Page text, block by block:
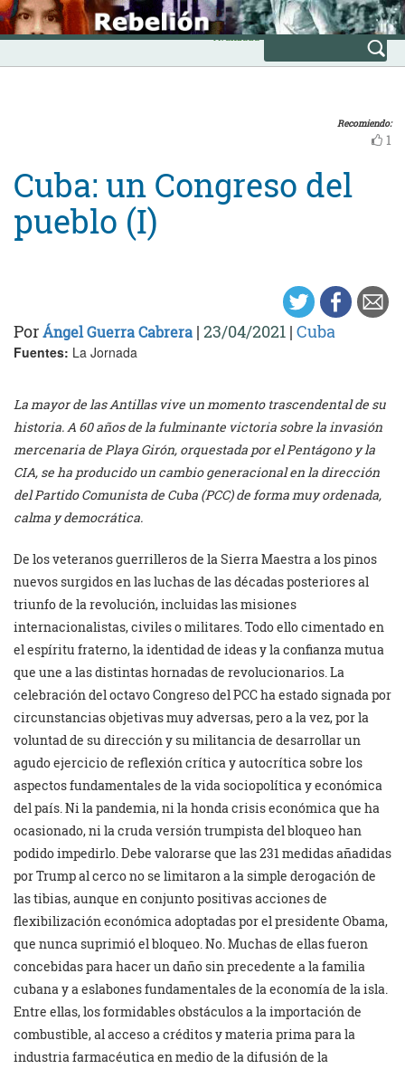
Skip
to
content
INICIO
Avanzada
Recomiendo:
1
Cuba: un Congreso del
pueblo (I)
PorÁngel Guerra Cabrera | 23/04/2021 | Cuba
Fuentes: La Jornada
La mayor de las Antillas vive un momento trascendental de su
historia. A 60 años de la fulminante victoria sobre la invasión
mercenaria de Playa Girón, orquestada por el Pentágono y la
CIA, se ha producido un cambio generacional en la dirección
del Partido Comunista de Cuba (PCC) de forma muy ordenada,
calma y democrática.
De los veteranos guerrilleros de la Sierra Maestra a los pinos
nuevos surgidos en las luchas de las décadas posteriores al
triunfo de la revolución, incluidas las misiones
internacionalistas, civiles o militares. Todo ello cimentado en
el espíritu fraterno, la identidad de ideas y la confianza mutua
que une a las distintas hornadas de revolucionarios. La
celebración del octavo Congreso del PCC ha estado signada por
circunstancias objetivas muy adversas, pero a la vez, por la
voluntad de su dirección y su militancia de desarrollar un
agudo ejercicio de reflexión crítica y autocrítica sobre los
aspectos fundamentales de la vida sociopolítica y económica
del país. Ni la pandemia, ni la honda crisis económica que ha
ocasionado, ni la cruda versión trumpista del bloqueo han
podido impedirlo. Debe valorarse que las 231 medidas añadidas
por Trump al cerco no se limitaron a la simple derogación de
las tibias, aunque en conjunto positivas acciones de
flexibilización económica adoptadas por el presidente Obama,
que nunca suprimió el bloqueo. No. Muchas de ellas fueron
concebidas para hacer un daño sin precedente a la familia
cubana y a eslabones fundamentales de la economía de la isla.
Entre ellas, los formidables obstáculos a la importación de
combustible, al acceso a créditos y materia prima para la
industria farmacéutica en medio de la difusión de la